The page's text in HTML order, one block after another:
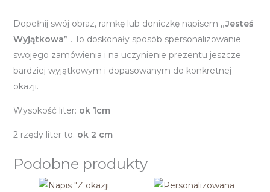
Dopełnij swój obraz, ramkę lub doniczkę napisem „Jesteś
Wyjątkowa” . To doskonały sposób spersonalizowanie
swojego zamówienia i na uczynienie prezentu jeszcze
bardziej wyjątkowym i dopasowanym do konkretnej
okazji.
Wysokość liter: ok 1cm
2 rzędy liter to: ok 2 cm
Podobne produkty